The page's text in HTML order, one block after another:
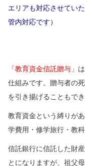
エリアも対応させてい
管内対応です）
「教育資金信託贈与」
仕組みです。贈与者の
を引き揚げることもでき
教育資金という縛りが
学費用・修学旅行・教
信託銀行に信託した財
とになりますが、祖父